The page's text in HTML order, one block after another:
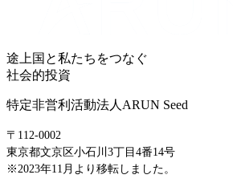
途上国と私たちをつなぐ
社会的投資
特定非営利活動法人ARUN Seed
〒112-0002
東京都文京区小石川3丁目4番14号
※2023年11月より移転しました。